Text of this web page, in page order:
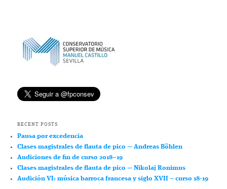
RECENT POSTS
Pausa por excedencia
Clases magistrales de flauta de pico — Andreas Böhlen
Audiciones de fin de curso 2018–19
Clases magistrales de flauta de pico — Nikolaj Ronimus
Audición VI: música barroca francesa y siglo XVII – curso 18-19